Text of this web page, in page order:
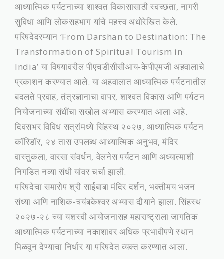
आध्यात्मिक पर्यटनाच्या शाश्वत विकासासाठी स्वच्छता, नागरी
सुविधा आणि लोकसहभाग यांचे महत्त्व अधोरेखित केले.
परिषदेदरम्यान ‘From Darshan to Destination: The
Transformation of Spiritual Tourism in
India’ या विषयावरील पीएचडीसीसीआय-केपीएमजी अहवालाचे
प्रकाशन करण्यात आले. या अहवालात आध्यात्मिक पर्यटनातील
बदलते प्रवाह, तंत्रज्ञानाचा वापर, शाश्वत विकास आणि पर्यटन
नियोजनाच्या संधींचा सखोल अभ्यास करण्यात आला आहे.
दिवसभर विविध सत्रांमध्ये सिंहस्थ २०२७, आध्यात्मिक पर्यटन
कॉरिडॉर, २४ तास उपलब्ध आध्यात्मिक अनुभव, मंदिर
वास्तुकला, वारसा संवर्धन, वेलनेस पर्यटन आणि अध्यात्माशी
निगडित नव्या संधी यांवर चर्चा झाली.
परिषदेचा समारोप श्री साईबाबा मंदिर दर्शन, भक्तीमय भजन
संध्या आणि नाशिक-त्र्यंबकेश्वर अभ्यास दौर्‍याने झाला. सिंहस्थ
२०२७-२८ च्या यशस्वी आयोजनासह महाराष्ट्राला जागतिक
आध्यात्मिक पर्यटनाच्या नकाशावर अधिक प्रभावीपणे स्थान
मिळवून देण्याचा निर्धार या परिषदेत व्यक्त करण्यात आला.